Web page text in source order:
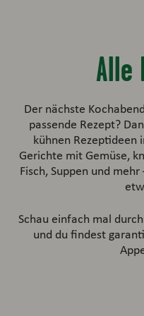
Alle
Der nächste
passende Rezept?
kühnen Rezeptideen
Gerichte mit Gemüse,
Fisch, Suppen und
Schau einfach mal
und du findest